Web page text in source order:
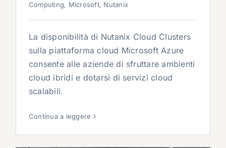
Computing, Microsoft, Nutanix
La disponibilità di Nutanix Cloud Clusters
sulla piattaforma cloud Microsoft Azure
consente alle aziende di sfruttare ambienti
cloud ibridi e dotarsi di servizi cloud
scalabili.
Continua a leggere